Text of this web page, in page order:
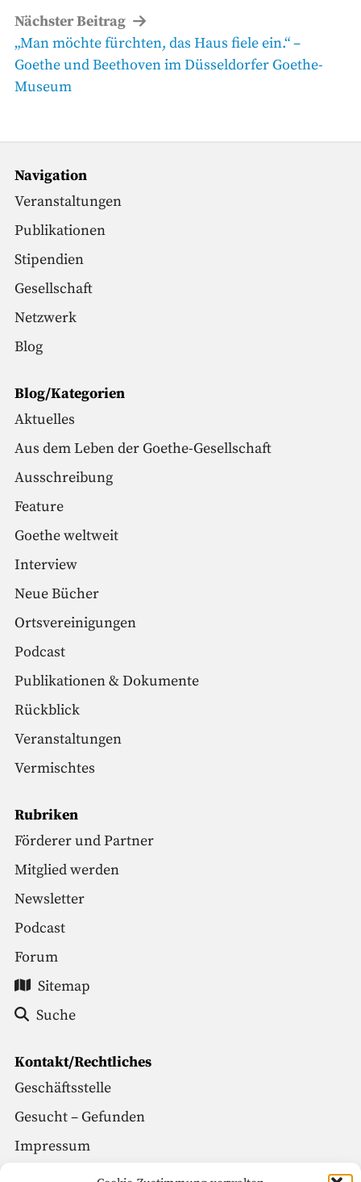
Nächster Beitrag
Nächster
Beitrag
„Man möchte fürchten, das Haus fiele ein.“ –
Goethe und Beethoven im Düsseldorfer Goethe-
Museum
Navigation
Veranstaltungen
Publikationen
Stipendien
Gesellschaft
Netzwerk
Blog
Blog/Kategorien
Aktuelles
Aus dem Leben der Goethe-Gesellschaft
Ausschreibung
Feature
Goethe weltweit
Interview
Neue Bücher
Ortsvereinigungen
Podcast
Publikationen & Dokumente
Rückblick
Veranstaltungen
Vermischtes
Rubriken
Förderer und Partner
Mitglied werden
Newsletter
Podcast
Forum
Sitemap
Suche
Kontakt/Rechtliches
Geschäftsstelle
Gesucht – Gefunden
Impressum